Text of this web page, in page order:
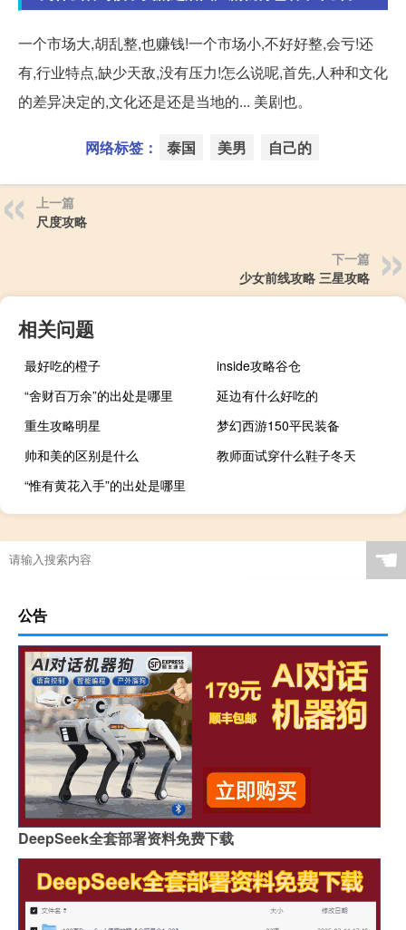
一个市场大,胡乱整,也赚钱!一个市场小,不好好整,会亏!还
有,行业特点,缺少天敌,没有压力!怎么说呢,首先,人种和文化
的差异决定的,文化还是还是当地的... 美剧也。
网络标签： 泰国 美男 自己的
上一篇
尺度攻略
下一篇
少女前线攻略 三星攻略
相关问题
最好吃的橙子
inside攻略谷仓
“舍财百万余”的出处是哪里
延边有什么好吃的
重生攻略明星
梦幻西游150平民装备
帅和美的区别是什么
教师面试穿什么鞋子冬天
“惟有黄花入手”的出处是哪里
☚
公告
DeepSeek全套部署资料免费下载